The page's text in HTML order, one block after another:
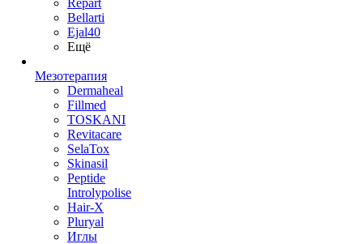
Repart
Bellarti
Ejal40
Ещё
Мезотерапия
Dermaheal
Fillmed
TOSKANI
Revitacare
SelaTox
Skinasil
Peptide
Introlypolise
Hair-X
Pluryal
Иглы